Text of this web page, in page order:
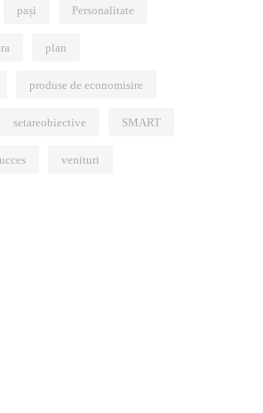
pași Personalitate
plan
produse de economisire
setareobiective SMART
venituri